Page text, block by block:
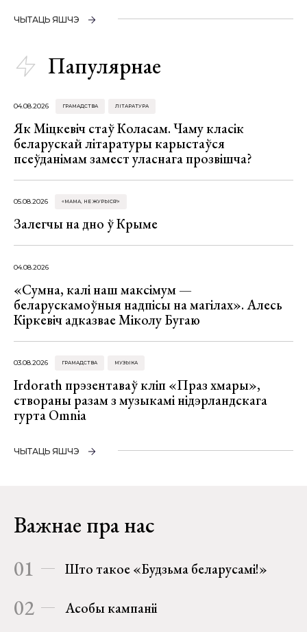
ЧЫТАЦЬ ЯШЧЭ
Папулярнае
04.08.2026 ГРАМАДСТВА ЛІТАРАТУРА
Як Міцкевіч стаў Коласам. Чаму класік
беларускай літаратуры карыстаўся
псеўданімам замест уласнага прозвішча?
05.08.2026 «МАМА, НЕ ЖУРЫСЯ!»
Залегчы на дно ў Крыме
04.08.2026
«Сумна, калі наш максімум —
беларускамоўныя надпісы на магілах». Алесь
Кіркевіч адказвае Міколу Бугаю
03.08.2026 ГРАМАДСТВА МУЗЫКА
Irdorath прэзентаваў кліп «Праз хмары»,
створаны разам з музыкамі нідэрландскага
гурта Omnia
ЧЫТАЦЬ ЯШЧЭ
Важнае пра нас
01 Што такое «Будзьма беларусамі!»
02 Асобы кампаніі